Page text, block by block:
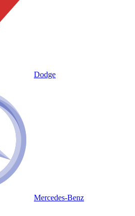
Dodge
Mercedes-Benz